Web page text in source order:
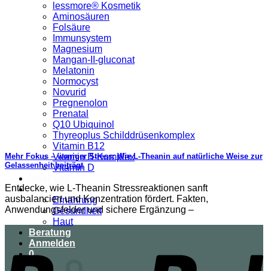
lessmore® Kosmetik
Aminosäuren
Folsäure
Immunsystem
Magnesium
Mangan-II-gluconat
Melatonin
Normocyst
Novurid
Pregnenolon
Prenatal
Q10 Ubiquinol
Thyreoplus Schilddrüsenkomplex
Vitamin B12
Vitamin B-Komplex
Vitamin D
Ratgeber
Ernährung
Gesundheit
Haut
Beratung
Anmelden
0
Mehr Fokus – weniger Stress: Wie L-Theanin auf natürliche Weise zur
Gelassenheit beiträgt
Entdecke, wie L‑Theanin Stressreaktionen sanft
ausbalanciert und Konzentration fördert. Fakten,
Anwendungsfelder und sichere Ergänzung –